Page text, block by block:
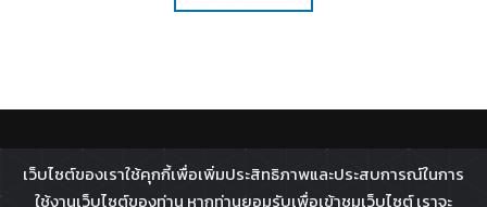
All rights reserved - 2026 © Broadcast Thai Television
เว็บไซต์ของเราใช้คุกกี้เพื่อเพิ่มประสิทธิภาพและประสบการณ์ในการ
ใช้งานเว็บไซต์ของท่าน หากท่านยอมรับเพื่อเข้าชมเว็บไซต์ เราจะ